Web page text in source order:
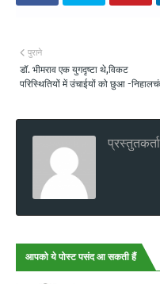
पुराने
डॉ. भीमराव एक युगदृष्टा थे,विकट
परिस्थितियों में उंचाईयों को छुआ -
प्रस्तुतकर्ता
आपको ये पोस्ट पसंद आ सकती हैं